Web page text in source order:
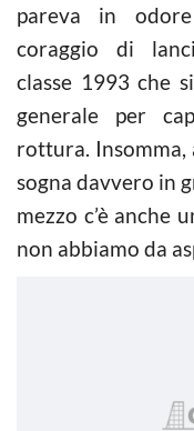
pareva in
coraggio di
classe 1993 che
generale per
rottura. Insomma,
sogna davvero in
mezzo c’è anche
non abbiamo da